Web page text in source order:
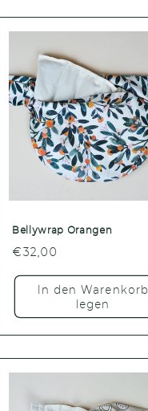
Bellywrap Orangen
Normaler
Preis
€32,00
In den Warenkorb
legen